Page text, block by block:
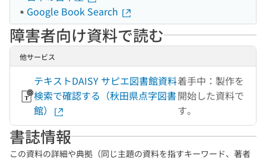
Google Book Search
障害者向け資料で読む
他サービス
テキストDAISY サピエ図書館資料
検索で確認する（秋田県点字図書
館）
着手中：製作を
開始した資料で
す。
書誌情報
この資料の詳細や典拠（同じ主題の資料を指すキーワード、著者